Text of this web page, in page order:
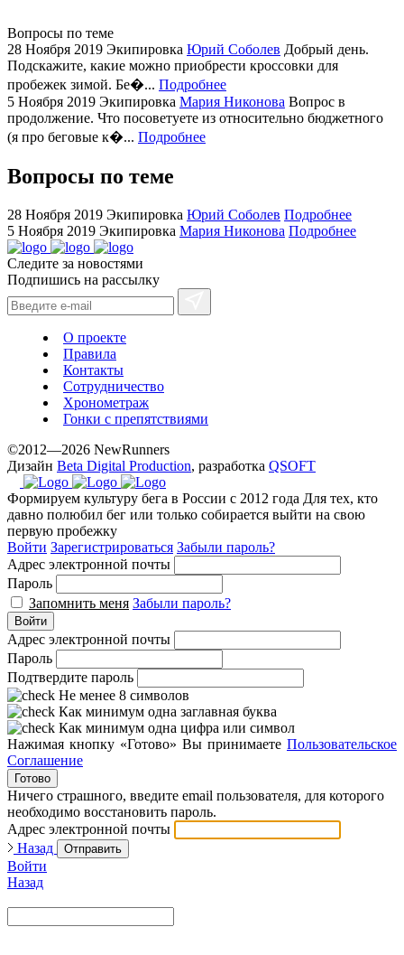
replica
bvlgari
watches
+maserati
online
for
cheap
sale.
https://ylfactoryrolex.com/
hilarity
exceptional
method.
www.yvessaintlaurent.to
with
the
Вопросы по теме
28 Ноября 2019 Экипировка Юрий Соболев Добрый день.
Подскажите, какие можно приобрести кроссовки для
пробежек зимой. Бе�... Подробнее
5 Ноября 2019 Экипировка Мария Никонова Вопрос в
продолжение. Что посоветуете из относительно бюджетного
(я про беговые к�... Подробнее
Вопросы по теме
28 Ноября 2019 Экипировка Юрий Соболев Подробнее
5 Ноября 2019 Экипировка Мария Никонова Подробнее
Следите за новостями
Подпишись на рассылку
О проекте
Правила
Контакты
Сотрудничество
Хронометраж
Гонки с препятствиями
©2012—2026 NewRunners
Дизайн Beta Digital Production, разработка QSOFT
Формируем культуру бега в России с 2012 года Для тех, кто
давно полюбил бег или только собирается выйти на свою
первую пробежку
Войти Зарегистрироваться Забыли пароль?
Адрес электронной почты
Пароль
Запомнить меня Забыли пароль?
Войти
Адрес электронной почты
Пароль
Подтвердите пароль
Не менее 8 символов
Как минимум одна заглавная буква
Как минимум одна цифра или символ
Нажимая кнопку «Готово» Вы принимаете Пользовательское
Соглашение
Готово
Ничего страшного, введите email пользователя, для которого
необходимо восстановить пароль.
Адрес электронной почты
Назад
Отправить
Войти
Назад